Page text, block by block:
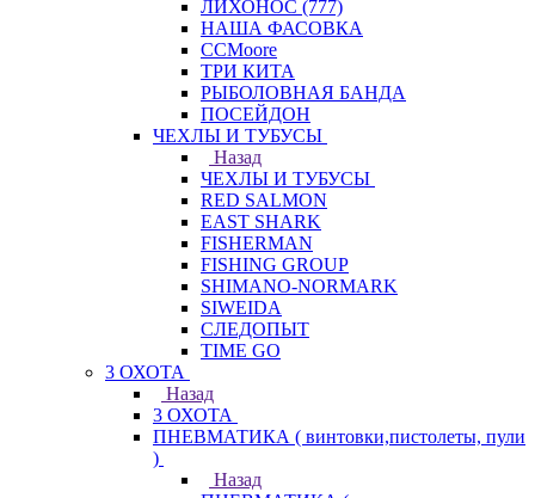
ЛИХОНОС (777)
НАША ФАСОВКА
СCMoore
ТРИ КИТА
РЫБОЛОВНАЯ БАНДА
ПОСЕЙДОН
ЧЕХЛЫ И ТУБУСЫ
Назад
ЧЕХЛЫ И ТУБУСЫ
RED SALMON
EAST SHARK
FISHERMAN
FISHING GROUP
SHIMANO-NORMARK
SIWEIDA
СЛЕДОПЫТ
TIME GO
3 ОХОТА
Назад
3 ОХОТА
ПНЕВМАТИКА ( винтовки,пистолеты, пули
)
Назад